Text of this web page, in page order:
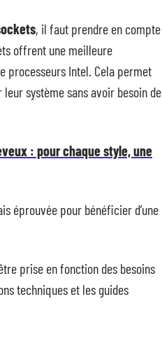
, il faut prendre en compte
offrent une meilleure
processeurs Intel. Cela permet
système sans avoir besoin de
: pour chaque style, une
éprouvée pour bénéficier d’une
prise en fonction des besoins
techniques et les guides